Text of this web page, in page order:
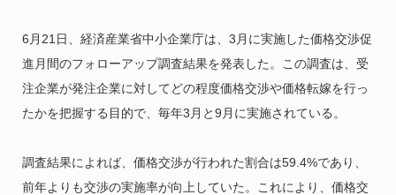
6月21日、経済産業省中小企業庁は、3月に実施した価格交渉促
進月間のフォローアップ調査結果を発表した。この調査は、受
注企業が発注企業に対してどの程度価格交渉や価格転嫁を行っ
たかを把握する目的で、毎年3月と9月に実施されている。
調査結果によれば、価格交渉が行われた割合は59.4%であり、
前年よりも交渉の実施率が向上していた。これにより、価格交